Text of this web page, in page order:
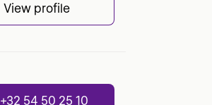
View profile
+32 54 50 25 10